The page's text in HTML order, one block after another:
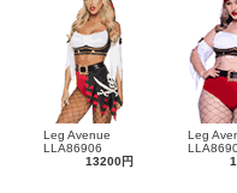
Leg Avenue
LLA86906
13200円
Leg